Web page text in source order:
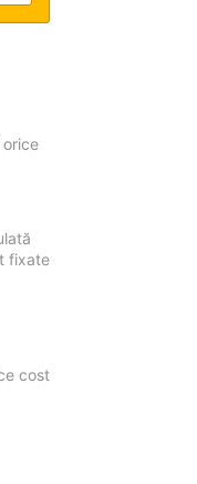
fixate
cost